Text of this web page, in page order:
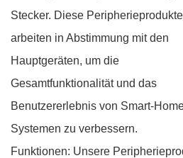
Stecker. Diese Peripherieprodukte
arbeiten in Abstimmung mit den
Hauptgeräten, um die
Gesamtfunktionalität und das
Benutzererlebnis von Smart-
Systemen zu verbessern.
Funktionen: Unsere